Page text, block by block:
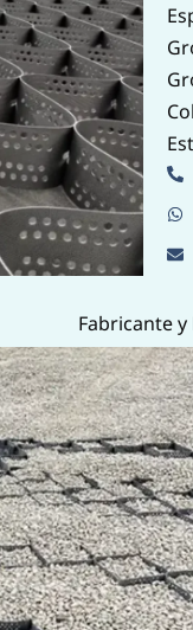
Fabricante